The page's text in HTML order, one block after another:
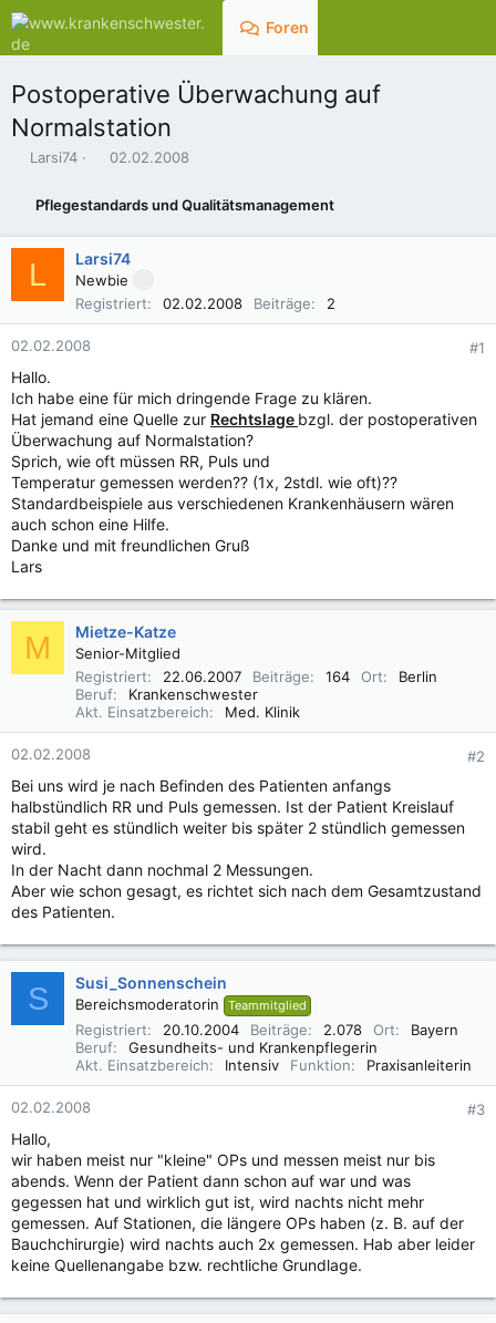
Foren
Postoperative Überwachung auf
Normalstation
E
e
Larsi74
E
s
t
e
l
l
02.02.2008
Pflegestandards und Qualitätsmanagement
L Larsi74
Newbie
Registriert
02.02.2008 Beiträge 2
02.02.2008 #1
Hallo.
Ich habe eine für mich dringende Frage zu klären.
Hat jemand eine Quelle zur Rechtslage bzgl. der postoperativen
Überwachung auf Normalstation?
Sprich, wie oft müssen RR, Puls und
Temperatur gemessen werden?? (1x, 2stdl. wie oft)??
Standardbeispiele aus verschiedenen Krankenhäusern wären
auch schon eine Hilfe.
Danke und mit freundlichen Gruß
Lars
M Mietze-Katze
Senior-Mitglied
Registriert
22.06.2007 Beiträge 164 Ort
Berlin
Beruf
Krankenschwester
Akt. Einsatzbereich
Med. Klinik
02.02.2008 #2
Bei uns wird je nach Befinden des Patienten anfangs
halbstündlich RR und Puls gemessen. Ist der Patient Kreislauf
stabil geht es stündlich weiter bis später 2 stündlich gemessen
wird.
In der Nacht dann nochmal 2 Messungen.
Aber wie schon gesagt, es richtet sich nach dem Gesamtzustand
des Patienten.
S Susi_Sonnenschein
Bereichsmoderatorin Teammitglied
Registriert 20.10.2004 Beiträge 2.078 Ort
Bayern
Beruf
Gesundheits- und Krankenpflegerin
Akt. Einsatzbereich
Intensiv Funktion Praxisanleiterin
02.02.2008 #3
Hallo,
wir haben meist nur "kleine" OPs und messen meist nur bis
abends. Wenn der Patient dann schon auf war und was
gegessen hat und wirklich gut ist, wird nachts nicht mehr
gemessen. Auf Stationen, die längere OPs haben (z. B. auf der
Bauchchirurgie) wird nachts auch 2x gemessen. Hab aber leider
keine Quellenangabe bzw. rechtliche Grundlage.